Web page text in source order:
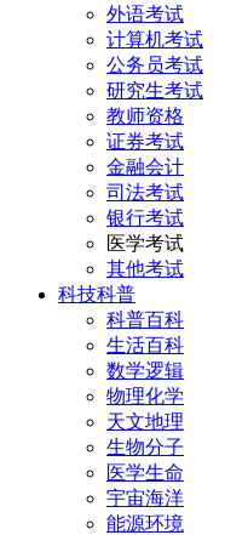
外语考试
计算机考试
公务员考试
研究生考试
教师资格
证券考试
金融会计
司法考试
银行考试
医学考试
其他考试
科技科普
科普百科
生活百科
数学逻辑
物理化学
天文地理
生物分子
医学生命
宇宙海洋
能源环境